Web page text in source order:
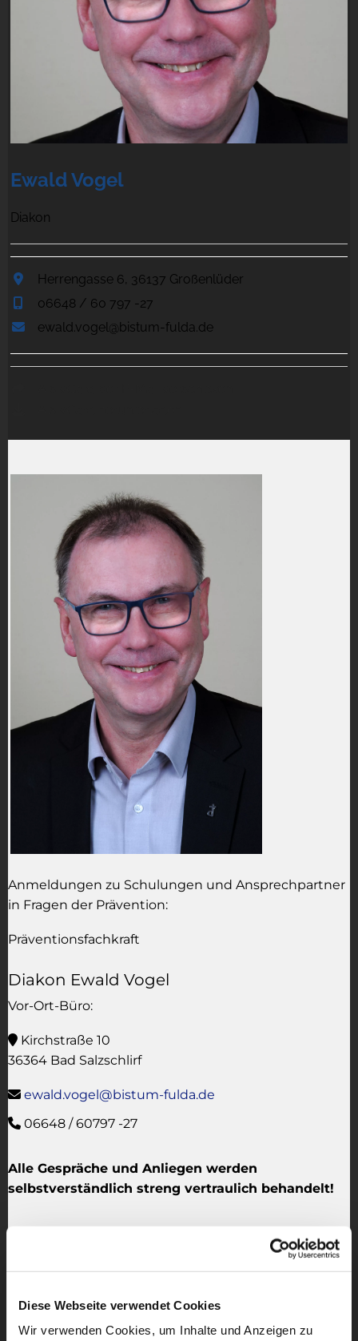
Diese Webseite verwendet Cookies
Wir verwenden Cookies, um Inhalte und Anzeigen zu
Ewald Vogel
Diakon
Herrengasse 6, 36137 Großenlüder
06648 / 60 797 -27
ewald.vogel@bistum-fulda.de
Anmeldungen zu Schulungen und Ansprechpartner
in Fragen der Prävention:
Präventionsfachkraft
Diakon Ewald Vogel
Vor-Ort-Büro:
 Kirchstraße 10
36364 Bad Salzschlirf
 ewald.vogel@bistum-fulda.de
 06648 / 60797 -27
Alle Gespräche und Anliegen werden
selbstverständlich streng vertraulich behandelt!